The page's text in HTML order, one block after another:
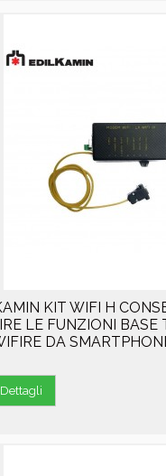
KIT WIFI H
LE FUNZIONI BASE
DA